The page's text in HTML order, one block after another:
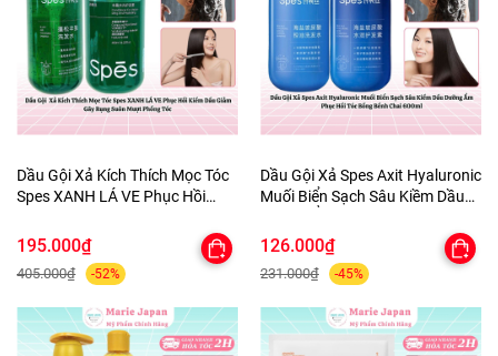
Dầu Gội Xả Kích Thích Mọc Tóc
Spes XANH LÁ VE Phục Hồi
Mượt Phồng Tóc
195.000₫
405.000₫ -52%
Dầu Gội Xả Spes Axit Hyaluronic
Muối Biển Sạch Sâu Kiềm Dầu
Bềnh Chai 600ml
126.000₫
231.000₫ -45%